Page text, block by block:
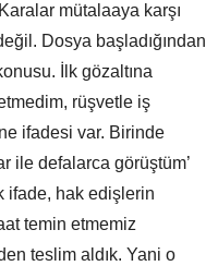
mütalaaya karşı
Dosya başladığından
İlk gözaltına
rüşvetle iş
ifadesi var. Birinde
ile defalarca görüştüm’
ifade, hak edişlerin
temin etmemiz
teslim aldık. Yani o